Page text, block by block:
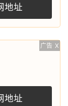
地址
广告 X
地址